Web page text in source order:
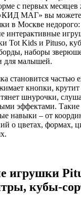
с первых
«КИД МАГ» вы
в Москве недорого:
интерактивные
Tot Kids и Pituso,
наборы
для малышей.
становится частью
кнопки,
шнурочки,
эффектами.
навыки – от
о цветах, формах,
игрушки